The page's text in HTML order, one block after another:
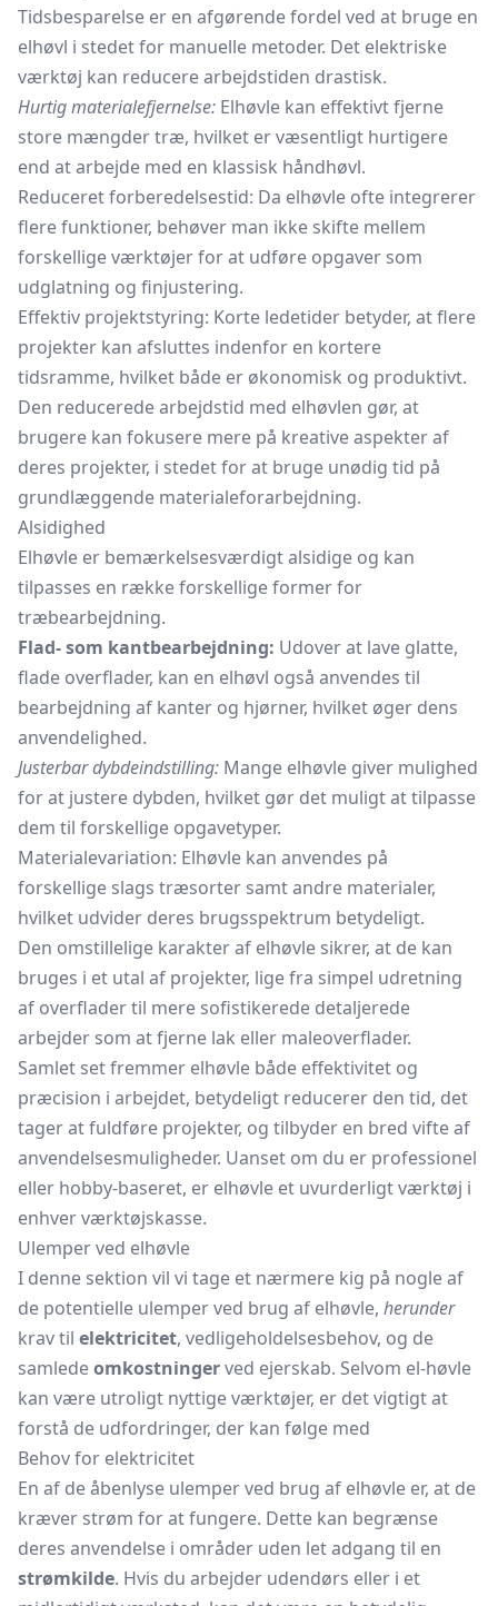
Tidsbesparelse er en afgørende fordel ved at bruge en
elhøvl i stedet for manuelle metoder. Det elektriske
værktøj kan reducere arbejdstiden drastisk.
Hurtig materialefjernelse: Elhøvle kan effektivt fjerne
store mængder træ, hvilket er væsentligt hurtigere
end at arbejde med en klassisk håndhøvl.
Reduceret forberedelsestid: Da elhøvle ofte integrerer
flere funktioner, behøver man ikke skifte mellem
forskellige værktøjer for at udføre opgaver som
udglatning og finjustering.
Effektiv projektstyring: Korte ledetider betyder, at flere
projekter kan afsluttes indenfor en kortere
tidsramme, hvilket både er økonomisk og produktivt.
Den reducerede arbejdstid med elhøvlen gør, at
brugere kan fokusere mere på kreative aspekter af
deres projekter, i stedet for at bruge unødig tid på
grundlæggende materialeforarbejdning.
Alsidighed
Elhøvle er bemærkelsesværdigt alsidige og kan
tilpasses en række forskellige former for
træbearbejdning.
Flad- som kantbearbejdning: Udover at lave glatte,
flade overflader, kan en elhøvl også anvendes til
bearbejdning af kanter og hjørner, hvilket øger dens
anvendelighed.
Justerbar dybdeindstilling: Mange elhøvle giver mulighed
for at justere dybden, hvilket gør det muligt at tilpasse
dem til forskellige opgavetyper.
Materialevariation: Elhøvle kan anvendes på
forskellige slags træsorter samt andre materialer,
hvilket udvider deres brugsspektrum betydeligt.
Den omstillelige karakter af elhøvle sikrer, at de kan
bruges i et utal af projekter, lige fra simpel udretning
af overflader til mere sofistikerede detaljerede
arbejder som at fjerne lak eller maleoverflader.
Samlet set fremmer elhøvle både effektivitet og
præcision i arbejdet, betydeligt reducerer den tid, det
tager at fuldføre projekter, og tilbyder en bred vifte af
anvendelsesmuligheder. Uanset om du er professionel
eller hobby-baseret, er elhøvle et uvurderligt værktøj i
enhver værktøjskasse.
Ulemper ved elhøvle
I denne sektion vil vi tage et nærmere kig på nogle af
de potentielle ulemper ved brug af elhøvle, herunder
krav til elektricitet, vedligeholdelsesbehov, og de
samledeomkostningerved ejerskab. Selvom el-høvle
kan være utroligt nyttige værktøjer, er det vigtigt at
forstå de udfordringer, der kan følge med
Behov for elektricitet
En af de åbenlyse ulemper ved brug af elhøvle er, at de
kræver strøm for at fungere. Dette kan begrænse
deres anvendelse i områder uden let adgang til en
strømkilde. Hvis du arbejder udendørs eller i et